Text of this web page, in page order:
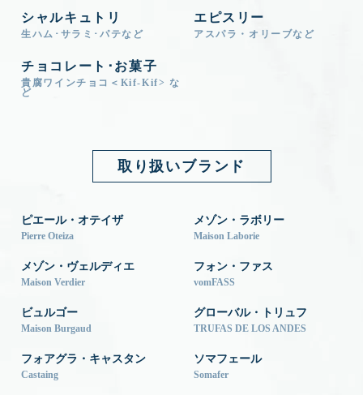
シャルキュトリ
生ハム･サラミ･パテなど
エピスリー
アスパラ・オリーブなど
チョコレート･お菓子
貴腐ワインチョコ＜Kif-Kif> な
ど
取り扱いブランド
ピエール・オテイザ
Pierre Oteiza
メゾン・ラボリー
Maison Laborie
メゾン・ヴェルディエ
Maison Verdier
フォン・ファス
vomFASS
ビュルゴー
Maison Burgaud
グローバル・トリュフ
TRUFAS DE LOS ANDES
フォアグラ・キャスタン
Castaing
ソマフェール
Somafer